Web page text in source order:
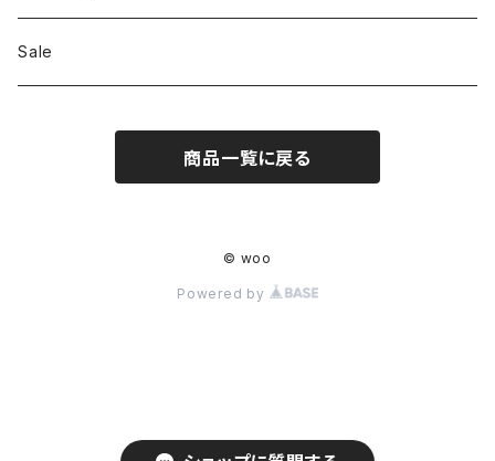
Shoes
Sale
商品一覧に戻る
© woo
Powered by